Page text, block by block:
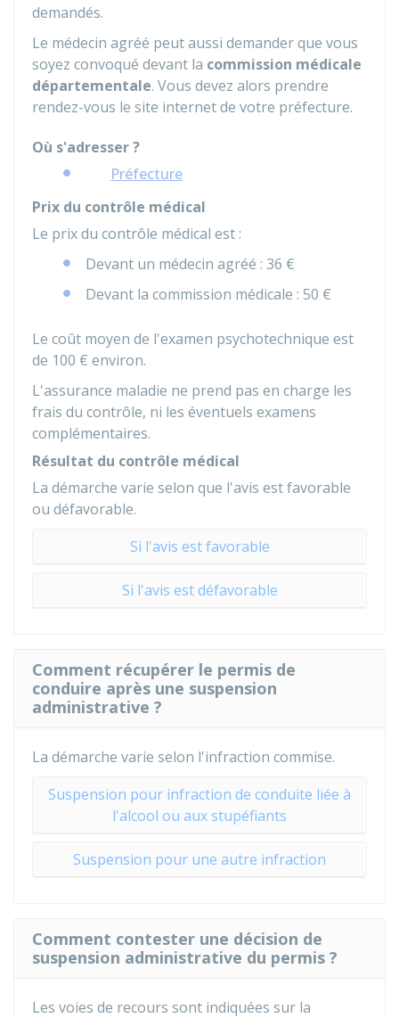
demandés.
Le médecin agréé peut aussi demander que vous
soyez convoqué devant la commission médicale
départementale. Vous devez alors prendre
rendez-vous le site internet de votre préfecture.
Où s'adresser ?
Préfecture
Prix du contrôle médical
Le prix du contrôle médical est :
Devant un médecin agréé : 36 €
Devant la commission médicale : 50 €
Le coût moyen de l'examen psychotechnique est
de 100 € environ.
L'assurance maladie ne prend pas en charge les
frais du contrôle, ni les éventuels examens
complémentaires.
Résultat du contrôle médical
La démarche varie selon que l'avis est favorable
ou défavorable.
Si l'avis est favorable
Si l'avis est défavorable
Comment récupérer le permis de
conduire après une suspension
administrative ?
La démarche varie selon l'infraction commise.
Suspension pour infraction de conduite liée à
l'alcool ou aux stupéfiants
Suspension pour une autre infraction
Comment contester une décision de
suspension administrative du permis ?
Les voies de recours sont indiquées sur la